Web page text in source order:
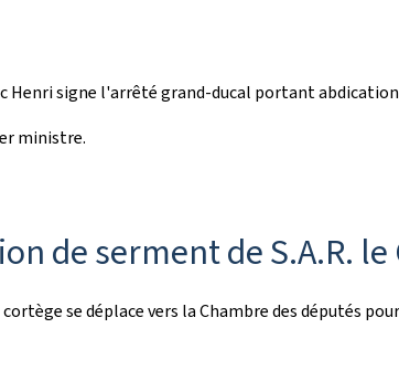
Henri signe l'arrêté grand-ducal portant
ministre.
de serment de S.A.R.
se déplace vers la Chambre des députés